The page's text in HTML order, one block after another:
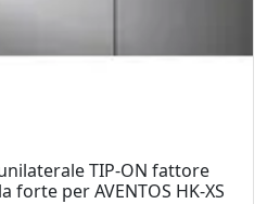
TIP-ON fattore
forte per AVENTOS HK-XS